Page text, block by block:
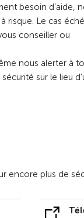
besoin d’aide,
risque. Le cas
conseiller ou
nous alerter à
sur le lieu
encore plus de